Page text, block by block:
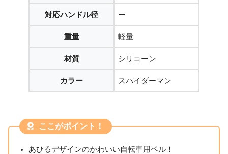
対応ハンドル径 ー
重量 軽量
材質 シリコーン
カラー スパイダーマン
ここがポイント！
あひるデザインのかわいい自転車用ベル！